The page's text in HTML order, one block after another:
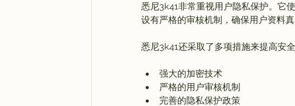
悉尼3k41非常重视用户隐私保护。它
设有严格的审核机制，确保用户资料
强大的加密技术
严格的用户审核机制
完善的隐私保护政策